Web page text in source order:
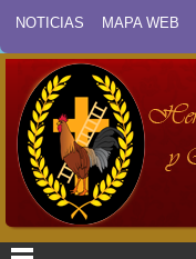
NOTICIAS MAPA WEB